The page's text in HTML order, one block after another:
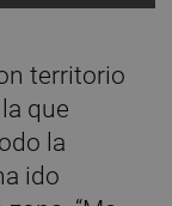
territorio
que
la
ido